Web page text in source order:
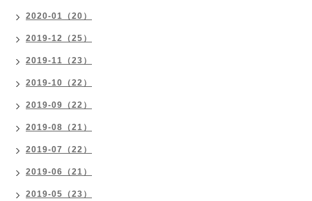
2020-01（20）
2019-12（25）
2019-11（23）
2019-10（22）
2019-09（22）
2019-08（21）
2019-07（22）
2019-06（21）
2019-05（23）